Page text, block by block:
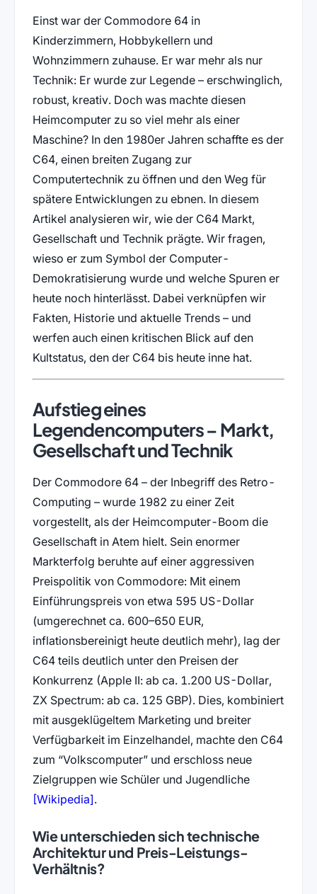
Einst war der Commodore 64 in
Kinderzimmern, Hobbykellern und
Wohnzimmern zuhause. Er war mehr als nur
Technik: Er wurde zur Legende – erschwinglich,
robust, kreativ. Doch was machte diesen
Heimcomputer zu so viel mehr als einer
Maschine? In den 1980er Jahren schaffte es der
C64, einen breiten Zugang zur
Computertechnik zu öffnen und den Weg für
spätere Entwicklungen zu ebnen. In diesem
Artikel analysieren wir, wie der C64 Markt,
Gesellschaft und Technik prägte. Wir fragen,
wieso er zum Symbol der Computer-
Demokratisierung wurde und welche Spuren er
heute noch hinterlässt. Dabei verknüpfen wir
Fakten, Historie und aktuelle Trends – und
werfen auch einen kritischen Blick auf den
Kultstatus, den der C64 bis heute inne hat.
Aufstieg eines
Legendencomputers – Markt,
Gesellschaft und Technik
Der Commodore 64 – der Inbegriff des Retro-
Computing – wurde 1982 zu einer Zeit
vorgestellt, als der Heimcomputer-Boom die
Gesellschaft in Atem hielt. Sein enormer
Markterfolg beruhte auf einer aggressiven
Preispolitik von Commodore: Mit einem
Einführungspreis von etwa 595 US-Dollar
(umgerechnet ca. 600–650 EUR,
inflationsbereinigt heute deutlich mehr), lag der
C64 teils deutlich unter den Preisen der
Konkurrenz (Apple II: ab ca. 1.200 US-Dollar,
ZX Spectrum: ab ca. 125 GBP). Dies, kombiniert
mit ausgeklügeltem Marketing und breiter
Verfügbarkeit im Einzelhandel, machte den C64
zum “Volkscomputer” und erschloss neue
Zielgruppen wie Schüler und Jugendliche
[Wikipedia].
Wie unterschieden sich technische
Architektur und Preis-Leistungs-
Verhältnis?